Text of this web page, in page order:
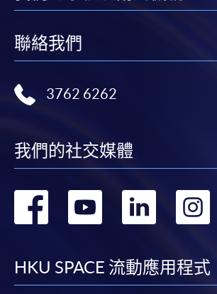
聯絡我們
3762 6262
我們的社交媒體
轉
facebook
轉
youtube
轉
HKU SPACE 流動應用程式